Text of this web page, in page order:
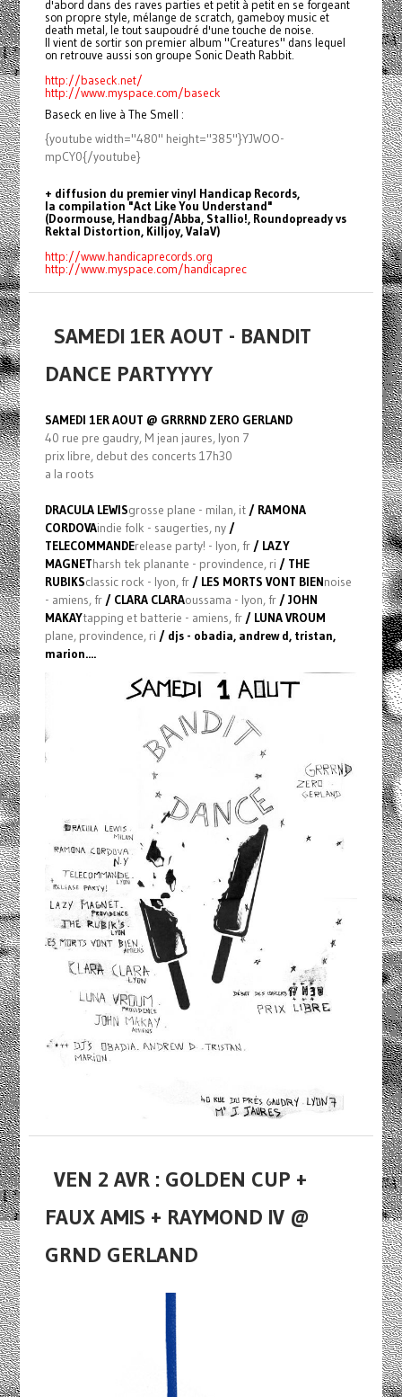
d'abord dans des raves parties et petit à petit en se forgeant
son propre style, mélange de scratch, gameboy music et
death metal, le tout saupoudré d'une touche de noise.
Il vient de sortir son premier album "Creatures" dans lequel
on retrouve aussi son groupe Sonic Death Rabbit.
http://baseck.net/
http://www.myspace.com/baseck
Baseck en live à The Smell :
{youtube width="480" height="385"}YJWOO-
mpCY0{/youtube}
+ diffusion du premier vinyl Handicap Records,
la compilation "Act Like You Understand"
(Doormouse, Handbag/Abba, Stallio!, Roundopready vs
Rektal Distortion, Killjoy, ValaV)
http://www.handicaprecords.org
http://www.myspace.com/handicaprec
SAMEDI 1ER AOUT - BANDIT
DANCE PARTYYYY
SAMEDI 1ER AOUT @ GRRRND ZERO GERLAND
40 rue pre gaudry, M jean jaures, lyon 7
prix libre, debut des concerts 17h30
a la roots
DRACULA LEWISgrosse plane - milan, it / RAMONA
CORDOVAindie folk - saugerties, ny /
TELECOMMANDErelease party! - lyon, fr / LAZY
MAGNETharsh tek planante - provindence, ri / THE
RUBIKSclassic rock - lyon, fr/ LES MORTS VONT BIENnoise
- amiens, fr / CLARA CLARAoussama - lyon, fr / JOHN
MAKAYtapping et batterie - amiens, fr / LUNA VROUM
plane, provindence, ri / djs - obadia, andrew d, tristan,
marion....
VEN 2 AVR : GOLDEN CUP +
FAUX AMIS + RAYMOND IV @
GRND GERLAND